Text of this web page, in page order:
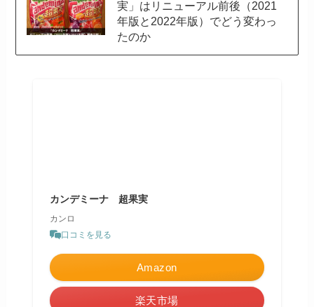
実」はリニューアル前後（2021
年版と2022年版）でどう変わっ
たのか
カンデミーナ 超果実
カンロ
口コミを見る
Amazon
楽天市場